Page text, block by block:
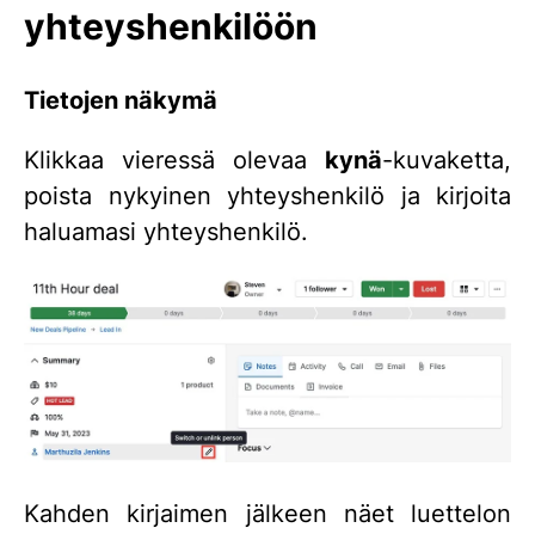
yhteyshenkilöön
Tietojen näkymä
Klikkaa vieressä olevaa kynä-kuvaketta,
poista nykyinen yhteyshenkilö ja kirjoita
haluamasi yhteyshenkilö.
Kahden kirjaimen jälkeen näet luettelon